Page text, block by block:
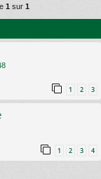
c
h
1 sur 1
1 2 3
1 2 3 4